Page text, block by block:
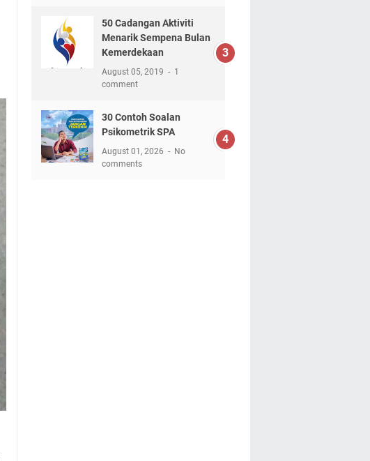
50 Cadangan Aktiviti
Menarik Sempena Bulan
Kemerdekaan
August 05, 2019
1
comment
30 Contoh Soalan
Psikometrik SPA
August 01, 2026
No
comments